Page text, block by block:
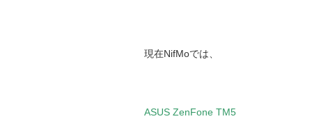
現在NifMoでは、
ASUS ZenFone TM5